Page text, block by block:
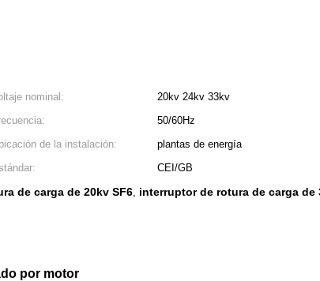
nominal:
20kv 24kv 33kv
50/60Hz
de la instalación:
plantas de energía
CEI/GB
de carga de 20kv SF6, interruptor de rotura de carga de
por motor